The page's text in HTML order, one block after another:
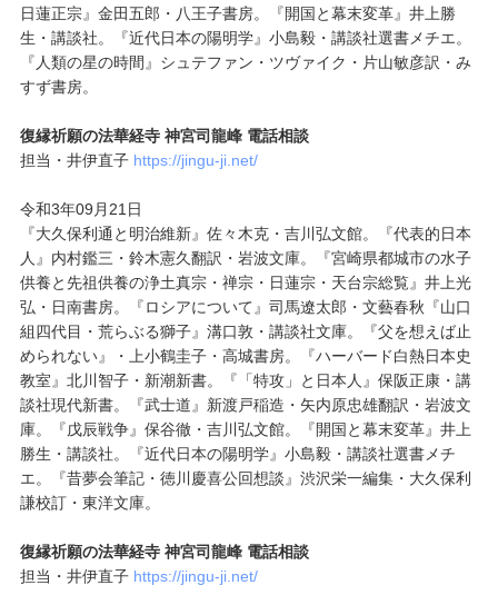
日蓮正宗』金田五郎・八王子書房。『開国と幕末変革』井上勝
生・講談社。『近代日本の陽明学』小島毅・講談社選書メチエ。
『人類の星の時間』シュテファン・ツヴァイク・片山敏彦訳・み
すず書房。
復縁祈願の法華経寺 神宮司龍峰 電話相談
担当・井伊直子 https://jingu-ji.net/
令和3年09月21日
『大久保利通と明治維新』佐々木克・吉川弘文館。『代表的日本
人』内村鑑三・鈴木憲久翻訳・岩波文庫。『宮崎県都城市の水子
供養と先祖供養の浄土真宗・禅宗・日蓮宗・天台宗総覧』井上光
弘・日南書房。『ロシアについて』司馬遼太郎・文藝春秋『山口
組四代目・荒らぶる獅子』溝口敦・講談社文庫。『父を想えば止
められない』・上小鶴圭子・高城書房。『ハーバード白熱日本史
教室』北川智子・新潮新書。『「特攻」と日本人』保阪正康・講
談社現代新書。『武士道』新渡戸稲造・矢内原忠雄翻訳・岩波文
庫。『戊辰戦争』保谷徹・吉川弘文館。『開国と幕末変革』井上
勝生・講談社。『近代日本の陽明学』小島毅・講談社選書メチ
エ。『昔夢会筆記・徳川慶喜公回想談』渋沢栄一編集・大久保利
謙校訂・東洋文庫。
復縁祈願の法華経寺 神宮司龍峰 電話相談
担当・井伊直子 https://jingu-ji.net/